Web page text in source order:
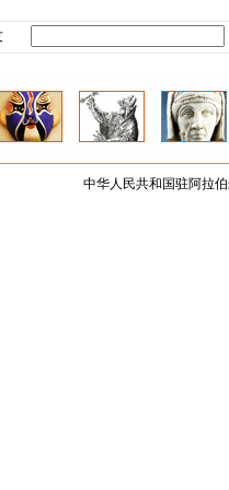
中华人民共和国驻阿拉